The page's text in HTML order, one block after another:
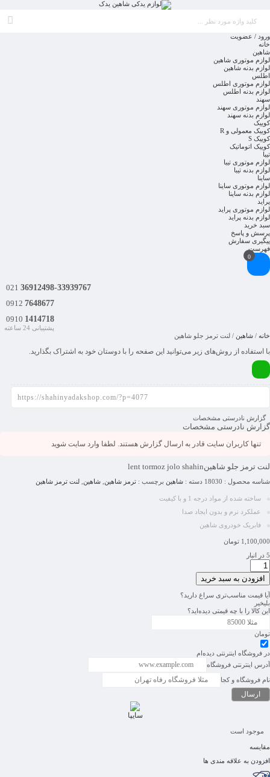
ورود / عضویت
خانه
شاهین
لوازم موتوری شاهین
لوازم بدنه شاهین
اطلس
لوازم موتوری اطلس
لوازم بدنه اطلس
سهند
لوازم موتوری سهند
لوازم بدنه سهند
کوییک
کوییک معمولی و R
کوییک S
کوییک اتوماتیک
تیبا
لوازم موتوری تیبا
لوازم بدنه تیبا
ساینا
لوازم موتوری ساینا
لوازم بدنه ساینا
پراید
لوازم موتوری پراید
لوازم بدنه پراید
سبد خرید
پرسش و پاسخ
پیگیری سفارش
فهرست
0
36912498-33939767
021
7648677
0912
1414718
0910
پشتیبانی 24 ساعته
خانه / شاهین / لنت ترمز جلو شاهین
با استفاده از روش‌های زیر می‌توانید این صفحه را با دوستان خود به اشتراک بگذارید.
گزارش نادرستی مشخصات
گزارش نادرستی مشخصات
تنها کاربران سایت قادر به ارسال گزارش هستند. لطفا وارد سایت شوید
لنت ترمز جلو شاهینlent tormoz jolo shahin
شناسه محصول : 18030 دسته : شاهین برچسب : ترمز شاهین شاهین لنت ترمز شاهین
ساخته شده از مواد درجه 1 و با کیفیت
عملکرد نرم و بدون ایجاد صدا
فابریک خودروی شاهین
1,100,000 تومان
5 در انبار
افزودن به سبد خرید
آیا قیمت مناسب‌تری سراغ دارید؟
بلیخیر
این کالا را با چه قیمتی دیده‌اید؟
تومان
در فروشگاه اینترنتی دیده‌ام
آدرس اینترنتی فروشگاه
نام فروشگاه و کجا
سایپا
موجود است
مقایسه
افزودن به علاقه مندی ها